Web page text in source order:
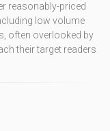
reasonably-priced
low volume
often overlooked by
their target readers